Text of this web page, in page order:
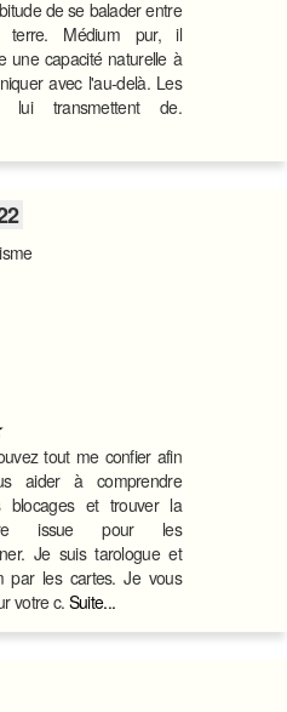
de se balader entre
Médium pur, il
une capacité naturelle à
avec l'au-delà. Les
lui transmettent de.
tout me confier afin
aider à comprendre
blocages et trouver la
issue pour les
Je suis tarologue et
par les cartes. Je vous
votre c. Suite...